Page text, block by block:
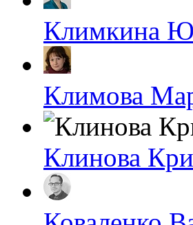
Климкина
Климова
Клинова